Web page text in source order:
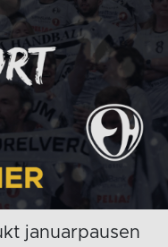
januarpausen